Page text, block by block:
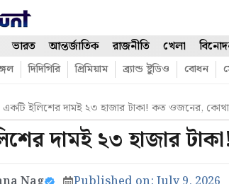
ভারত আন্তর্জাতিক রাজনীতি খেলা
দিদিগিরি প্রিমিয়াম ব্র্যান্ড ষ্টুডিও বোধন
একটি ইলিশের দামই ২৩ হাজার টাকা! কত ওজনের,
দামই ২৩ হাজার